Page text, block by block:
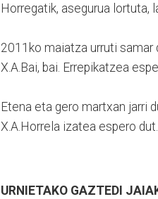
Horregatik, asegurua lortuta,
2011ko maiatza urruti samar
X.A.Bai, bai. Errepikatzea
Etena eta gero martxan jarri
X.A.Horrela izatea espero
URNIETAKO GAZTEDI